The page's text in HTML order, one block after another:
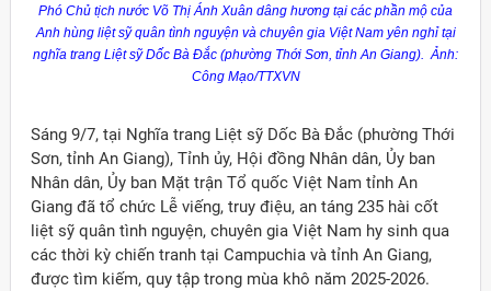
Phó Chủ tịch nước Võ Thị Ánh Xuân dâng hương tại các phần mộ của
Anh hùng liệtsỹquân tình nguyện và chuyên gia Việt Nam yên nghỉ tại
nghĩa trang LiệtsỹDốc Bà Đắc (phường Thới Sơn, tỉnh An Giang). Ảnh:
Công Mạo/TTXVN
Sáng 9/7, tại Nghĩa trang Liệt sỹ Dốc Bà Đắc (phường Thới
Sơn, tỉnh An Giang), Tỉnh ủy, Hội đồng Nhân dân, Ủy ban
Nhân dân, Ủy ban Mặt trận Tổ quốc Việt Nam tỉnh An
Giang đã tổ chức Lễ viếng, truy điệu, an táng 235 hài cốt
liệt sỹ quân tình nguyện, chuyên gia Việt Nam hy sinh qua
các thời kỳ chiến tranh tại Campuchia và tỉnh An Giang,
được tìm kiếm, quy tập trong mùa khô năm 2025-2026.